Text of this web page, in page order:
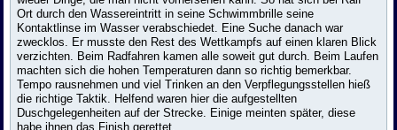
Ort durch den Wassereintritt in seine Schwimmbrille seine
Kontaktlinse im Wasser verabschiedet. Eine Suche danach war
zwecklos. Er musste den Rest des Wettkampfs auf einen klaren Blick
verzichten. Beim Radfahren kamen alle soweit gut durch. Beim Laufen
machten sich die hohen Temperaturen dann so richtig bemerkbar.
Tempo rausnehmen und viel Trinken an den Verpflegungsstellen hieß
die richtige Taktik. Helfend waren hier die aufgestellten
Duschgelegenheiten auf der Strecke. Einige meinten später, diese
habe ihnen das Finish gerettet.